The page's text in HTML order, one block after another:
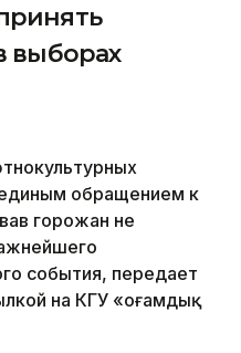
выборах
обращением к
горожан не
события, передает
на КГУ «Қоғамдық